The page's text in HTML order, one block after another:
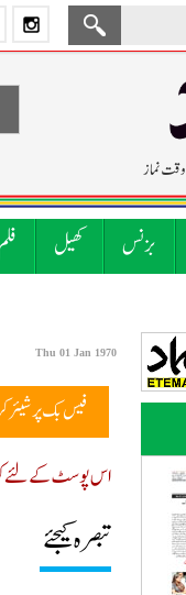
وقت نماز
بزنس کھیل
Thu 01 Jan 1970
فیس بک پر شیئر
اس پوسٹ کے لئے
تبصرہ کیجئے